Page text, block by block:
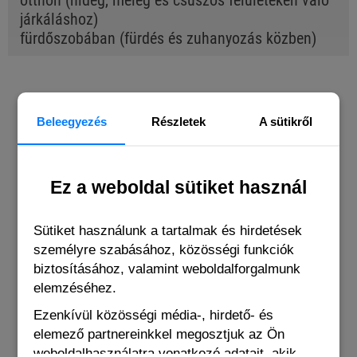
Beleegyezés Részletek A sütikről
Ez a weboldal sütiket használ
Sütiket használunk a tartalmak és hirdetések
személyre szabásához, közösségi funkciók
biztosításához, valamint weboldalforgalmunk
elemzéséhez.
Ezenkívül közösségi média-, hirdető- és
elemező partnereinkkel megosztjuk az Ön
weboldalhasználatra vonatkozó adatait, akik
járkáláshoz)
fürdőszobában (fürdés és zuhanyozás közben)
BOUGHT THE FOLLOWING ITEMS